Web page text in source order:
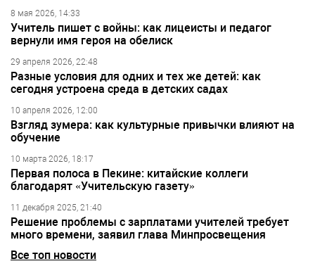
8 мая 2026, 14:33
Учитель пишет с войны: как лицеисты и педагог
вернули имя героя на обелиск
29 апреля 2026, 22:48
Разные условия для одних и тех же детей: как
сегодня устроена среда в детских садах
10 апреля 2026, 12:00
Взгляд зумера: как культурные привычки влияют на
обучение
10 марта 2026, 18:17
Первая полоса в Пекине: китайские коллеги
благодарят «Учительскую газету»
11 декабря 2025, 21:40
Решение проблемы с зарплатами учителей требует
много времени, заявил глава Минпросвещения
Все топ новости